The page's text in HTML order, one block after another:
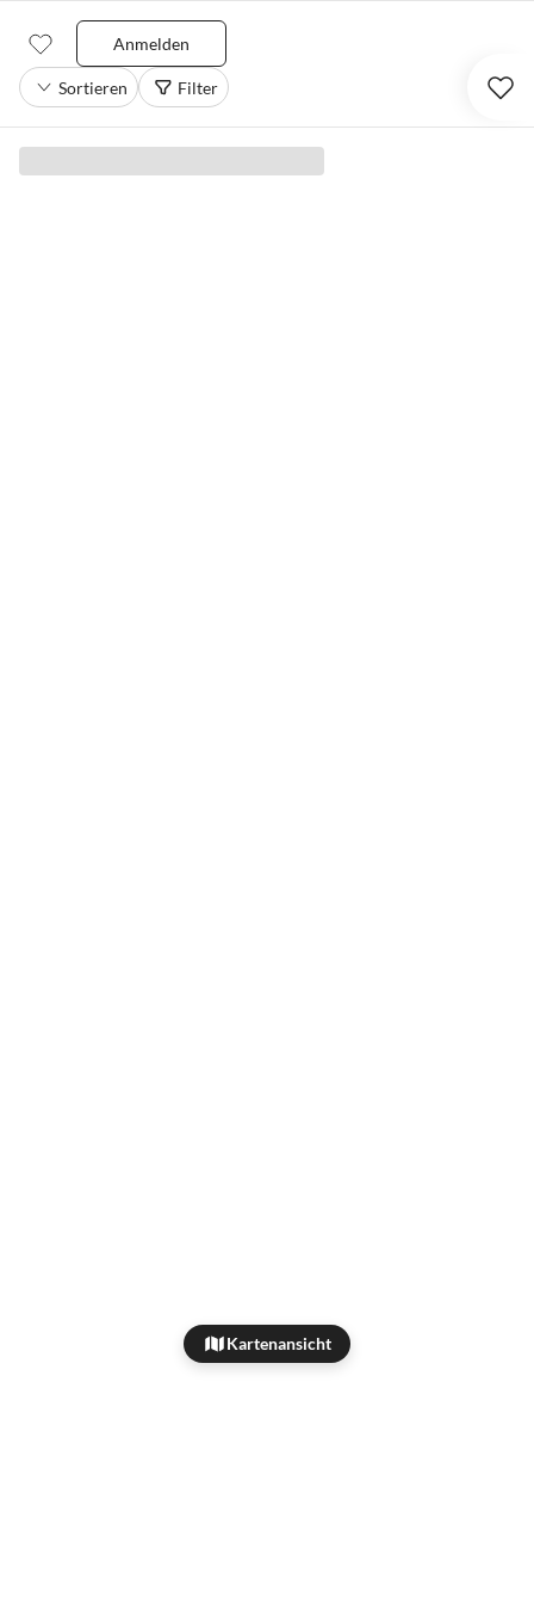
Anmelden
Sortieren Filter
Kartenansicht